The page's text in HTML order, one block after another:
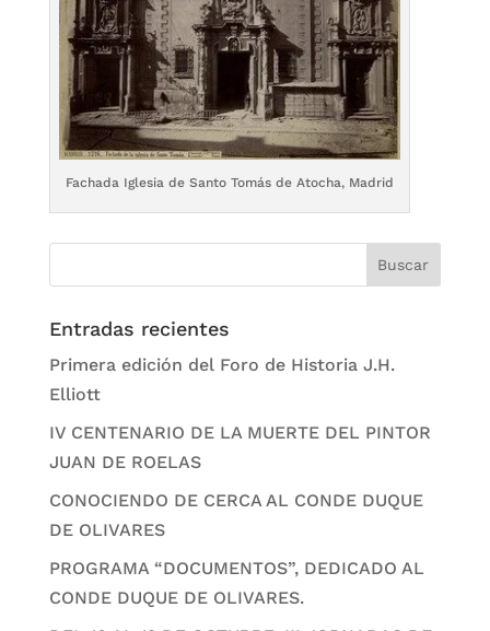
Fachada Iglesia de Santo Tomás de Atocha, Madrid
Entradas recientes
Primera edición del Foro de Historia J.H.
Elliott
IV CENTENARIO DE LA MUERTE DEL PINTOR
JUAN DE ROELAS
CONOCIENDO DE CERCA AL CONDE DUQUE
DE OLIVARES
PROGRAMA “DOCUMENTOS”, DEDICADO AL
CONDE DUQUE DE OLIVARES.